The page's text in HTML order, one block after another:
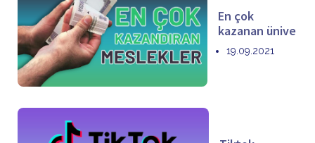
En çok
kazanan ünive
19.09.2021